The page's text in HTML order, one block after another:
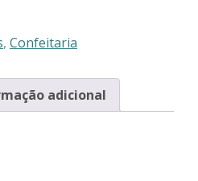
, Confeitaria
adicional